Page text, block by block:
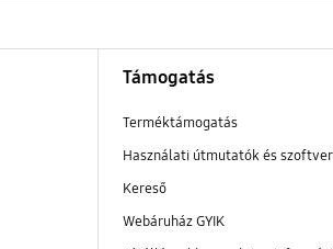
Támogatás
Terméktámogatás
Használati útmutatók és
Kereső
Webáruház GYIK